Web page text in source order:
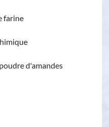
farine
d'amandes